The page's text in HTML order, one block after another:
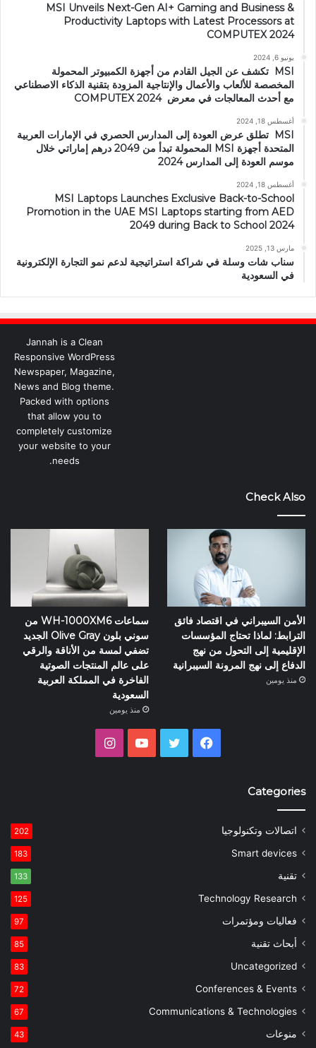
MSI Unveils Next-Gen AI+ Gaming and Business &
Productivity Laptops with Latest Processors at
COMPUTEX 2024
يونيو 6, 2024
MSI تكشف عن الجيل القادم من أجهزة الكمبيوتر المحمولة
المخصصة للألعاب والأعمال والإنتاجية المزودة بتقنية الذكاء الاصطناعي
مع أحدث المعالجات في معرض COMPUTEX 2024
أغسطس 18, 2024
MSI تطلق عرض العودة إلى المدارس الحصري في الإمارات العربية
المتحدة أجهزة MSI المحمولة تبدأ من 2049 درهم إماراتي خلال
موسم العودة إلى المدارس 2024
أغسطس 18, 2024
MSI Laptops Launches Exclusive Back-to-School
Promotion in the UAE MSI Laptops starting from AED
2049 during Back to School 2024
مارس 13, 2025
سناب شات وسلة في شراكة استراتيجية لدعم نمو التجارة الإلكترونية
في السعودية
Jannah is a Clean
Responsive WordPress
Newspaper, Magazine,
News and Blog theme.
Packed with options
that allow you to
completely customize
your website to your
needs.
Check Also
الأمن السيبراني في اقتصاد فائق
الترابط: لماذا تحتاج المؤسسات
الإقليمية إلى التحول من نهج
الدفاع إلى نهج المرونة السيبرانية
منذ يومين
سماعات WH-1000XM6 من
سوني بلون Olive Gray الجديد
تضفي لمسة من الأناقة والرقي
على عالم المنتجات الصوتية
الفاخرة في المملكة العربية
السعودية
منذ يومين
فيسبوك تويتر يوتيوبانستقرام
Categories
اتصالات وتكنولوجيا 202
Smart devices
183
تقنية 133
Technology Research
125
فعاليات ومؤتمرات 97
أبحاث تقنية 85
Uncategorized
83
Conferences & Events
72
Communications & Technologies
67
منوعات 43